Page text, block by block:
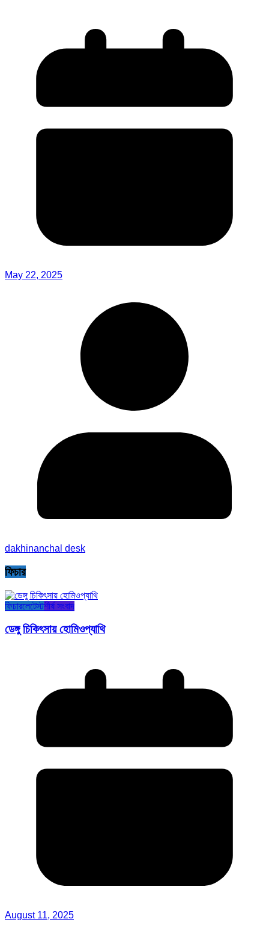
May 22, 2025
dakhinanchal desk
ফিচার
ফিচারলেটেস্টশীর্ষ সংবাদ
ডেঙ্গু চিকিৎসায় হোমিওপ্যাথি
August 11, 2025